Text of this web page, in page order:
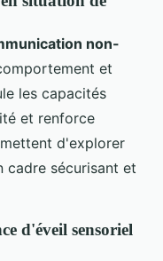
non-
et
les capacités
et renforce
d'explorer
cadre sécurisant et
d'éveil sensoriel